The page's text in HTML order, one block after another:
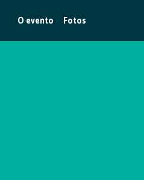
O evento Fotos